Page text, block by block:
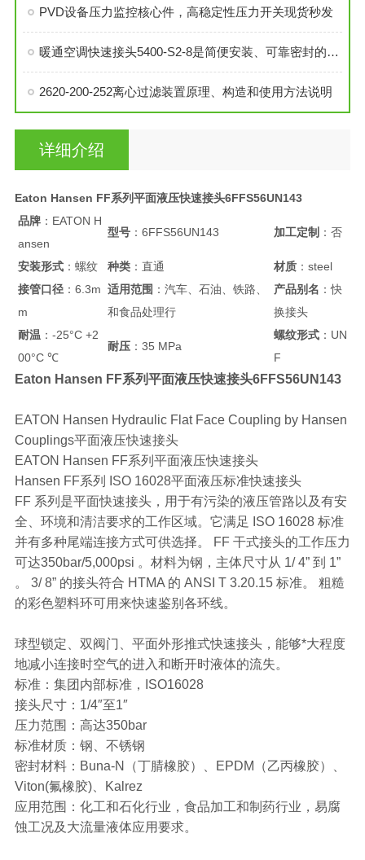
PVD设备压力监控核心件，高稳定性压力开关现货秒发
暖通空调快速接头5400-S2-8是简便安装、可靠密封的理想选择
2620-200-252离心过滤装置原理、构造和使用方法说明
详细介绍
Eaton Hansen FF系列平面液压快速接头6FFS56UN143
品牌：EATON H
ansen
型号：6FFS56UN143 加工定制：否
安装形式：螺纹 种类：直通 材质：steel
接管口径：6.3m
m
适用范围 ：汽车、石油、铁路、
和食品处理行
产品别名 ：快
换接头
耐温 ：-25°C +2
00°C ℃
耐压：35 MPa
螺纹形式：UN
F
Eaton Hansen FF系列平面液压快速接头6FFS56UN143
EATON Hansen Hydraulic Flat Face Coupling by Hansen
Couplings平面液压快速接头
EATON Hansen FF系列平面液压快速接头
Hansen FF系列 ISO 16028平面液压标准快速接头
FF 系列是平面快速接头，用于有污染的液压管路以及有安
全、环境和清洁要求的工作区域。它满足 ISO 16028 标准
并有多种尾端连接方式可供选择。 FF 干式接头的工作压力
可达350bar/5,000psi 。材料为钢，主体尺寸从 1/ 4” 到 1”
。 3/ 8” 的接头符合 HTMA 的 ANSI T 3.20.15 标准。 粗糙
的彩色塑料环可用来快速鉴别各环线。
球型锁定、双阀门、平面外形推式快速接头，能够*大程度
地减小连接时空气的进入和断开时液体的流失。
标准：集团内部标准，ISO16028
接头尺寸：1/4″至1″
压力范围：高达350bar
标准材质：钢、不锈钢
密封材料：Buna-N（丁腈橡胶）、EPDM（乙丙橡胶）、
Viton(氟橡胶)、Kalrez
应用范围：化工和石化行业，食品加工和制药行业，易腐
蚀工况及大流量液体应用要求。